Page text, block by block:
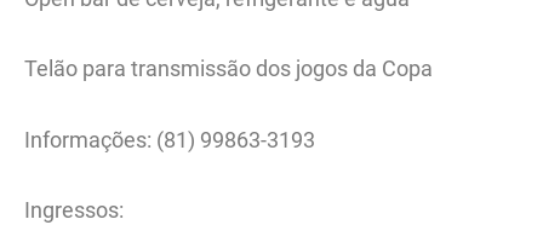
Telão para transmissão dos jogos da Copa
Informações: (81) 99863-3193
Ingressos: